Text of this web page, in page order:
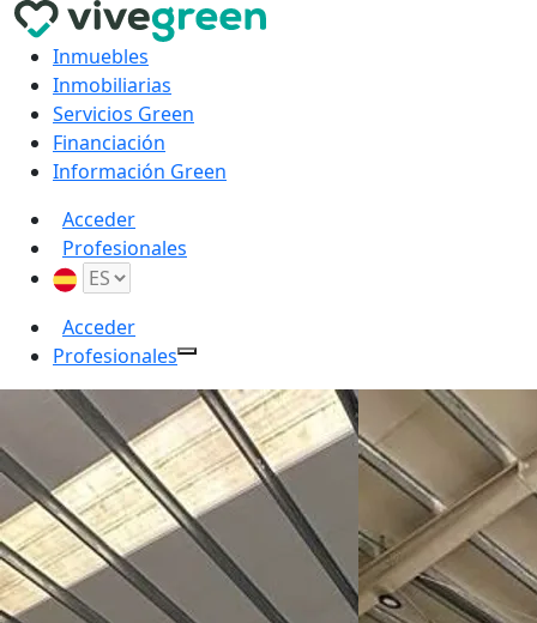
Inmuebles
Inmobiliarias
Servicios Green
Financiación
Información Green
Acceder
Profesionales
Acceder
Profesionales